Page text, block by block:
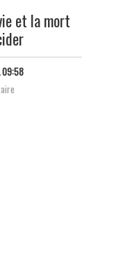
et la mort
09:58